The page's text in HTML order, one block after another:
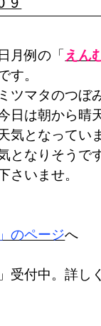
月例の「 えん
す。
ツマタのつぼ
日は朝から晴
気となってい
となりそうで
さいませ。
のページへ
受付中。詳し